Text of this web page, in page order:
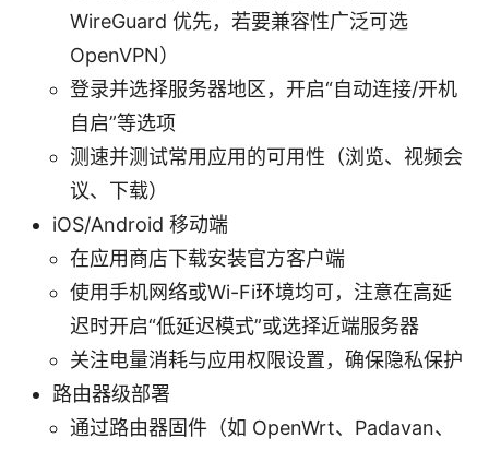
WireGuard 优先，若要兼容性广泛可选
OpenVPN）
登录并选择服务器地区，开启“自动连接/开机
自启”等选项
测速并测试常用应用的可用性（浏览、视频会
议、下载）
iOS/Android 移动端
在应用商店下载安装官方客户端
使用手机网络或Wi-Fi环境均可，注意在高延
迟时开启“低延迟模式”或选择近端服务器
关注电量消耗与应用权限设置，确保隐私保护
路由器级部署
通过路由器固件（如 OpenWrt、Padavan、